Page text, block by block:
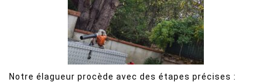
Notre élagueur procède avec des étapes précises :